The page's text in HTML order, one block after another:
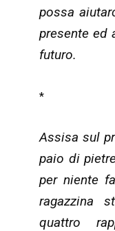
possa
presente ed
futuro.
*
Assisa sul
paio di
per niente
ragazzina
quattro